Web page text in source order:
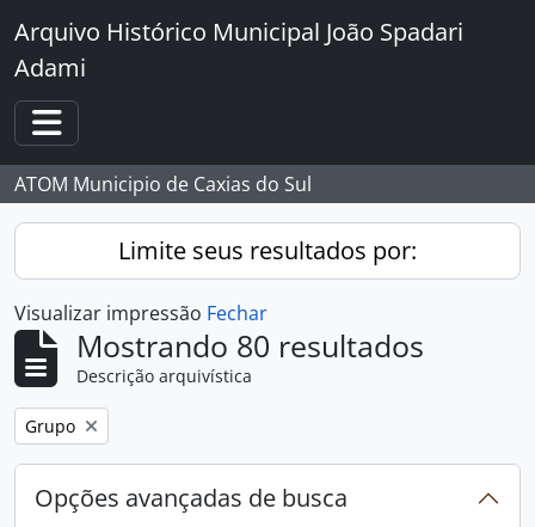
Skip to main content
Arquivo Histórico Municipal João Spadari
Adami
Toggle navigation
ATOM Municipio de Caxias do Sul
Limite seus resultados por:
Visualizar impressão Fechar
Mostrando 80 resultados
Descrição arquivística
Remover filtro:
Grupo
Opções avançadas de busca